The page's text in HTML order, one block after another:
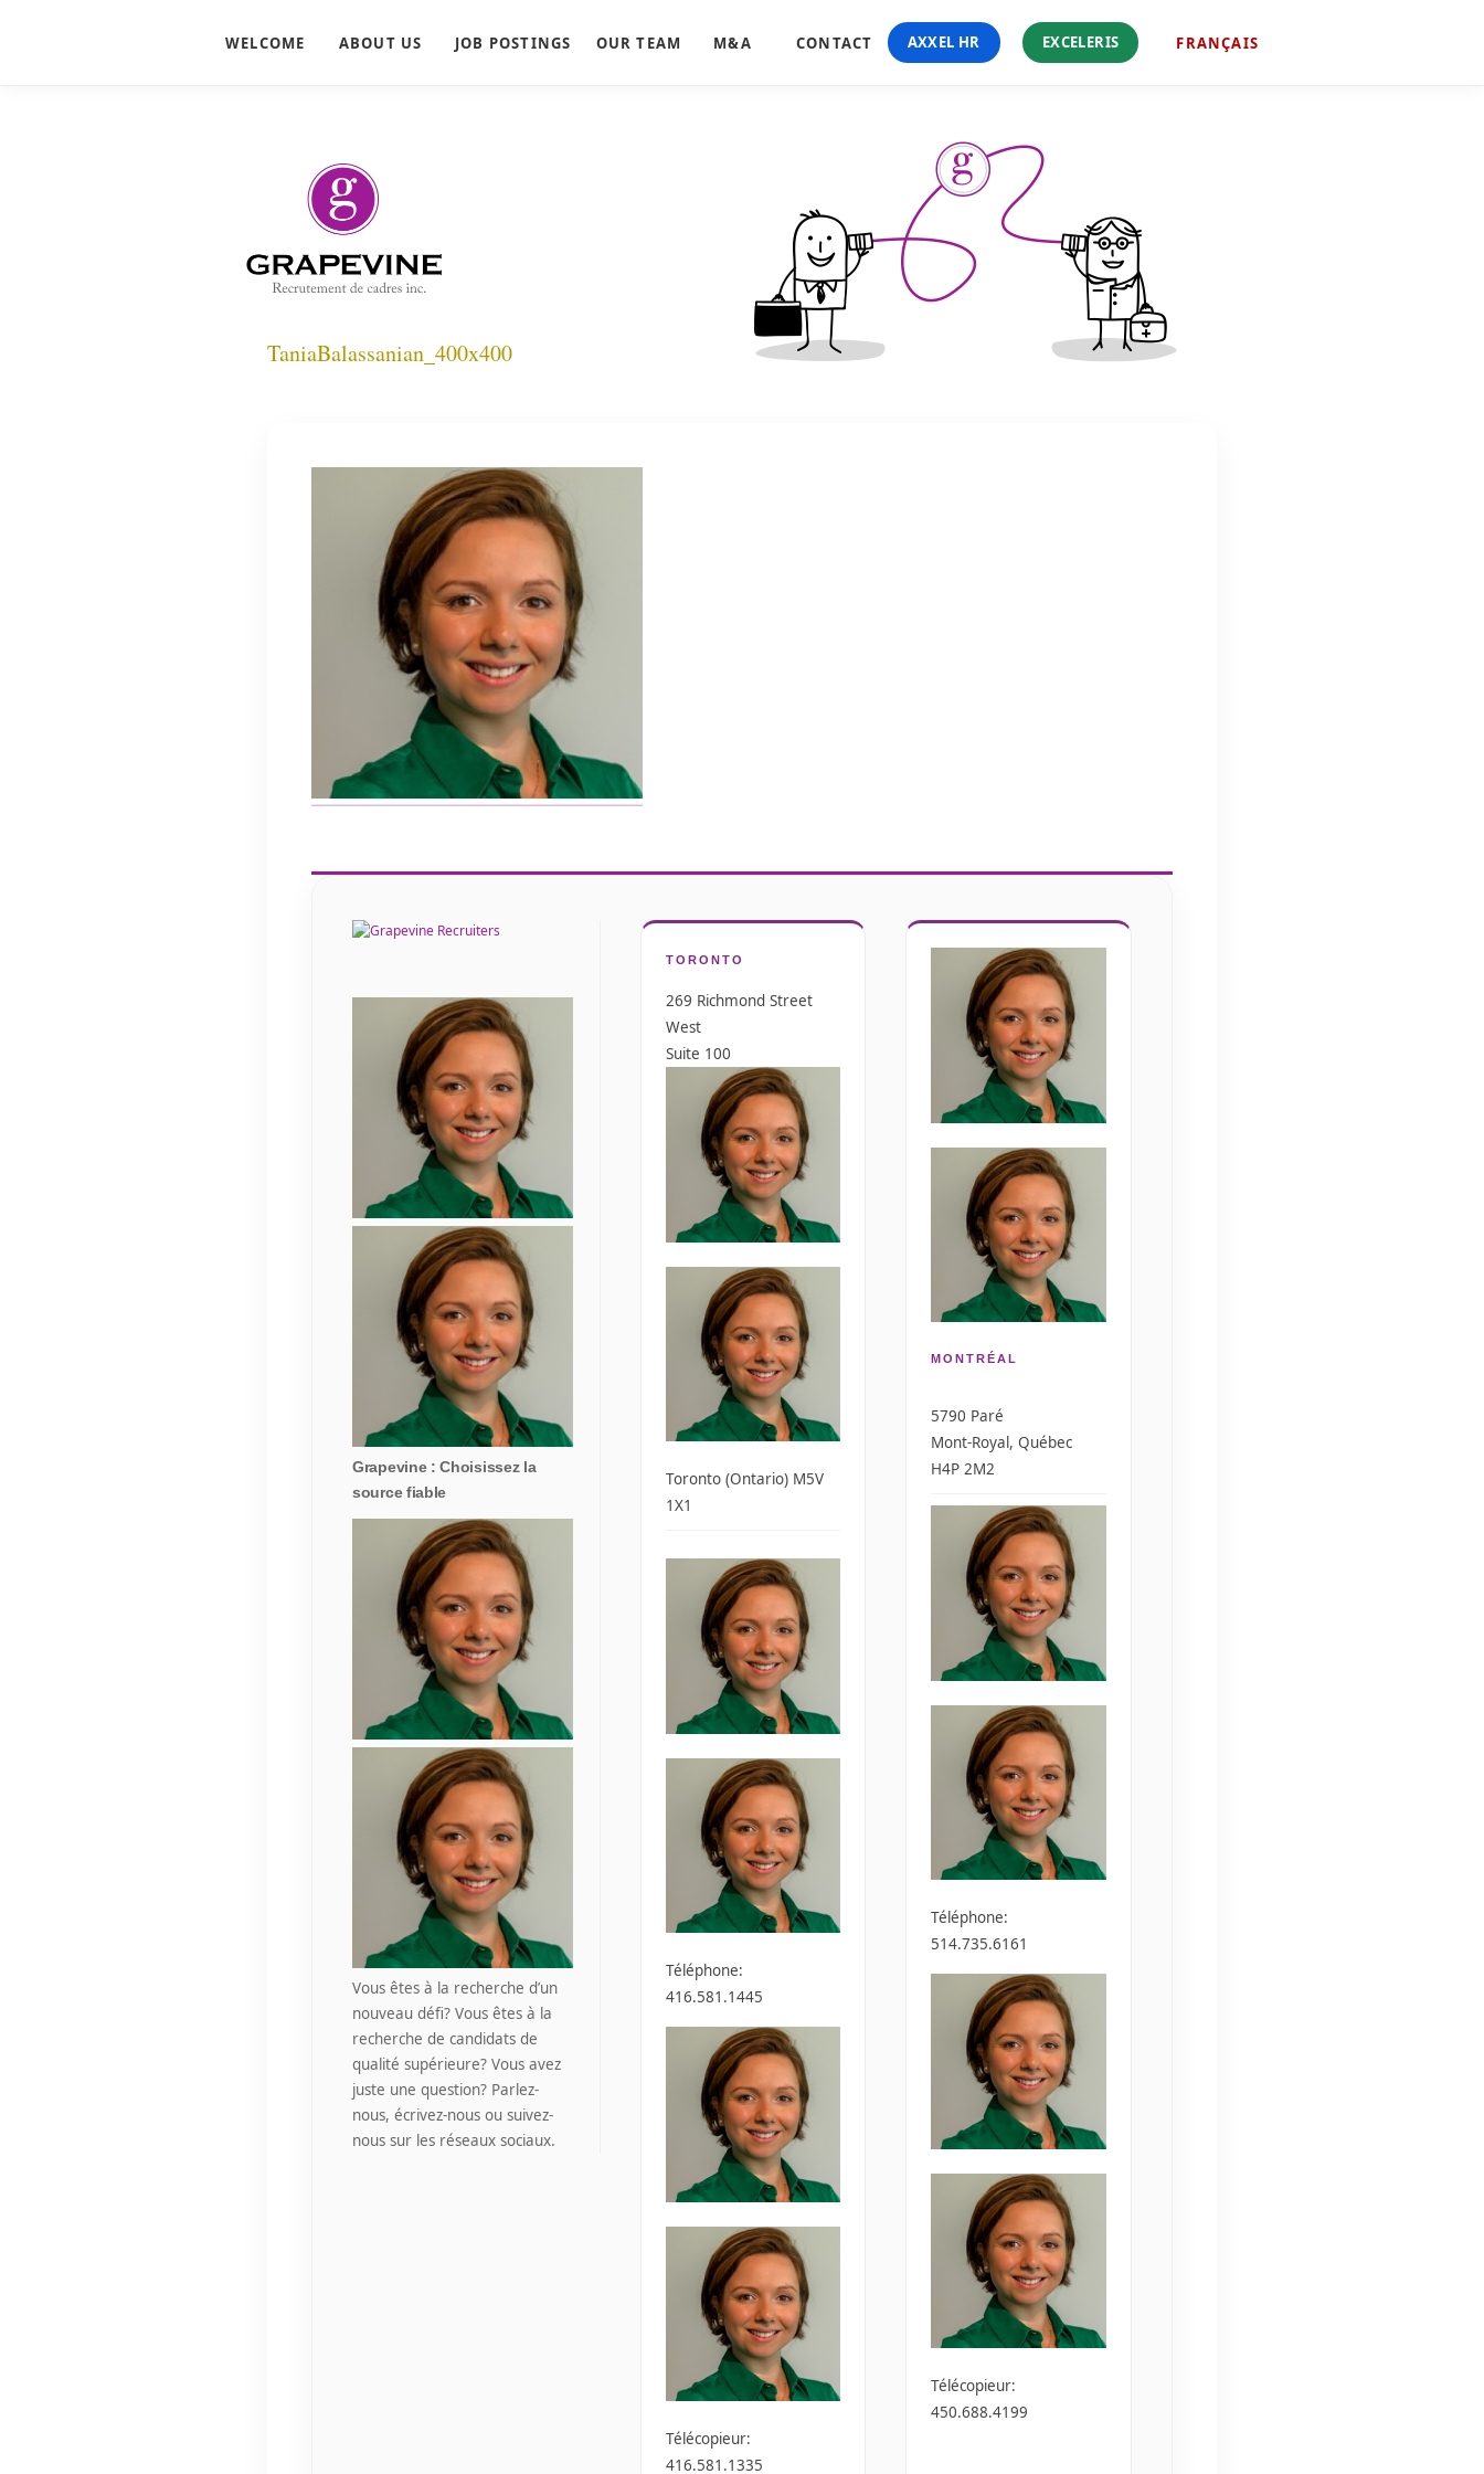
WELCOME ABOUT US JOB POSTINGS OUR TEAM M&A CONTACT AXXEL HR EXCELERIS FRANÇAIS
TaniaBalassanian_400x400
Grapevine : Choisissez la
source fiable
Vous êtes à la recherche d’un
nouveau défi? Vous êtes à la
recherche de candidats de
qualité supérieure? Vous avez
juste une question? Parlez-
nous, écrivez-nous ou suivez-
nous sur les réseaux sociaux.
TORONTO
269 Richmond Street
West
Suite 100
Toronto (Ontario) M5V
1X1
Téléphone:
416.581.1445
Télécopieur:
416.581.1335
MONTRÉAL
5790 Paré
Mont-Royal, Québec
H4P 2M2
Téléphone:
514.735.6161
Télécopieur:
450.688.4199